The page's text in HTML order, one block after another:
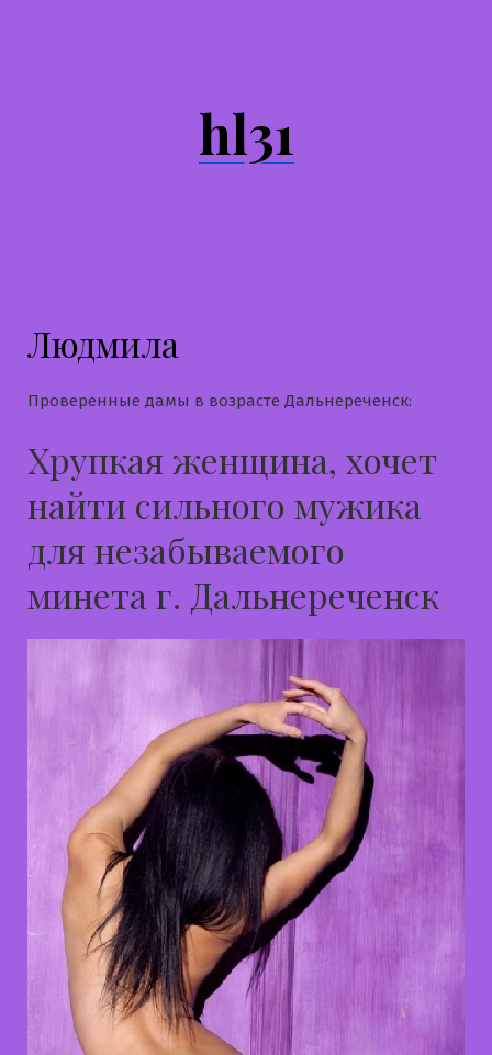
hl31
Людмила
Проверенные дамы в возрасте Дальнереченск:
Хрупкая женщина, хочет
найти сильного мужика
для незабываемого
минета г. Дальнереченск